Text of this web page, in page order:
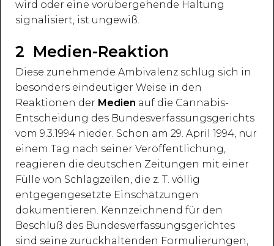
wird oder eine vorübergehende Haltung
signalisiert, ist ungewiß.
2 Medien-Reaktion
Diese zunehmende Ambivalenz schlug sich in
besonders eindeutiger Weise in den
Reaktionen der Medien auf die Cannabis-
Entscheidung des Bundesverfassungsgerichts
vom 9.3.1994 nieder. Schon am 29. April 1994, nur
einem Tag nach seiner Veröffentlichung,
reagieren die deutschen Zeitungen mit einer
Fülle von Schlagzeilen, die z. T. völlig
entgegengesetzte Einschätzungen
dokumentieren. Kennzeichnend für den
Beschluß des Bundesverfassungsgerichtes
sind seine zurückhaltenden Formulierungen,